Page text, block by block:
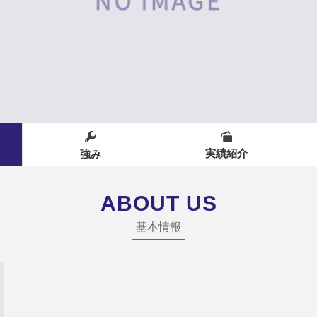
強み 実績紹介
ABOUT US
基本情報